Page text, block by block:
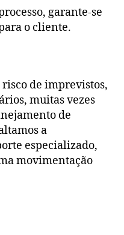
garante-se
o cliente.
de imprevistos,
muitas vezes
de
a
especializado,
movimentação